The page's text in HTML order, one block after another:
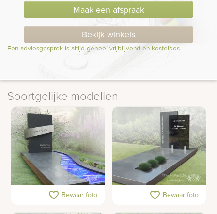
Maak een afspraak
Bekijk winkels
Een adviesgesprek is altijd geheel vrijblijvend en kosteloos
Soortgelijke modellen
Sierlijk grafmonument
met glas en rvs
favorite_border Bewaar foto Grafzerk met glasplaat
favorite_border Bewaar foto